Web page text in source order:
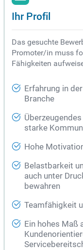
Ihr Profil
Das gesuchte
Promoter/in muss
Fähigkeiten
Erfahrung in
Branche
starke
Hohe
Belastbarkeit
auch unter
bewahren
Teamfähigkeit
Ein hohes Maß